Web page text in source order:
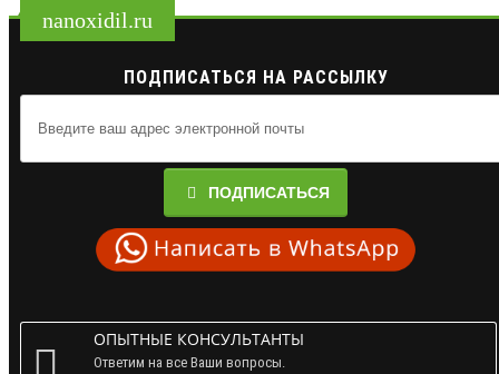
nanoxidil.ru
ПОДПИСАТЬСЯ НА РАССЫЛКУ
ПОДПИСАТЬСЯ
ОПЫТНЫЕ КОНСУЛЬТАНТЫ
Ответим на все Ваши вопросы.